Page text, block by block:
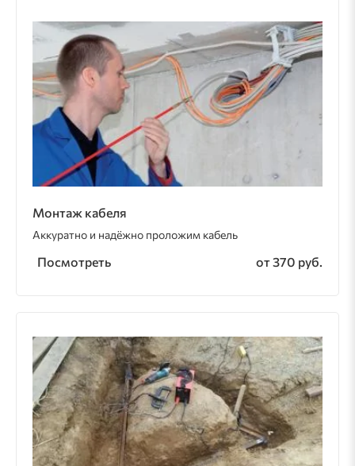
Монтаж кабеля
Аккуратно и надёжно проложим кабель
Посмотреть от 370 руб.